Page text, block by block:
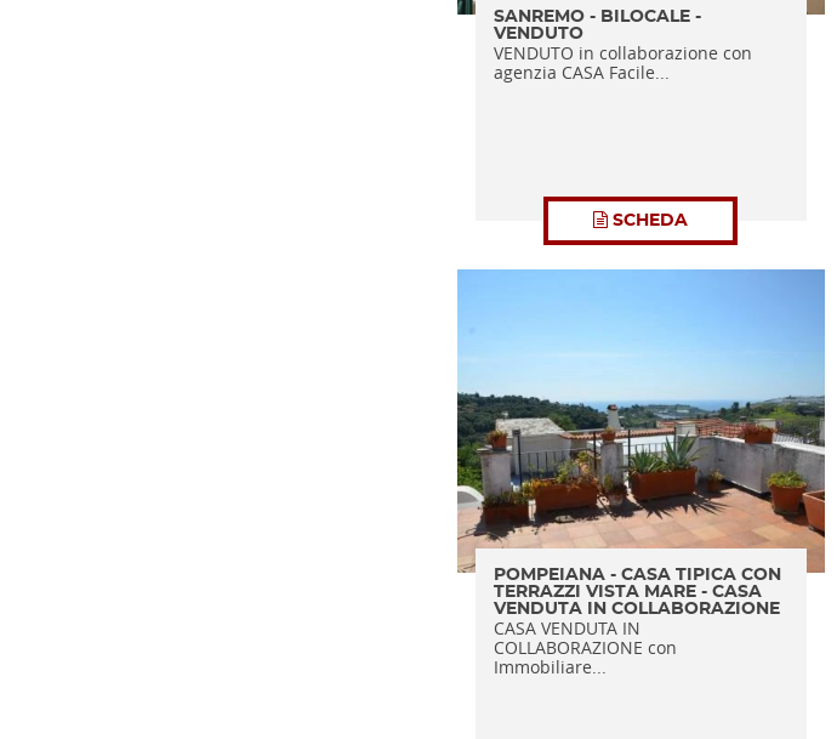
SANREMO - BILOCALE -
VENDUTO
VENDUTO in collaborazione con
agenzia CASA Facile...
SCHEDA
POMPEIANA - CASA TIPICA CON
TERRAZZI VISTA MARE - CASA
VENDUTA IN COLLABORAZIONE
CASA VENDUTA IN
COLLABORAZIONE con
Immobiliare...